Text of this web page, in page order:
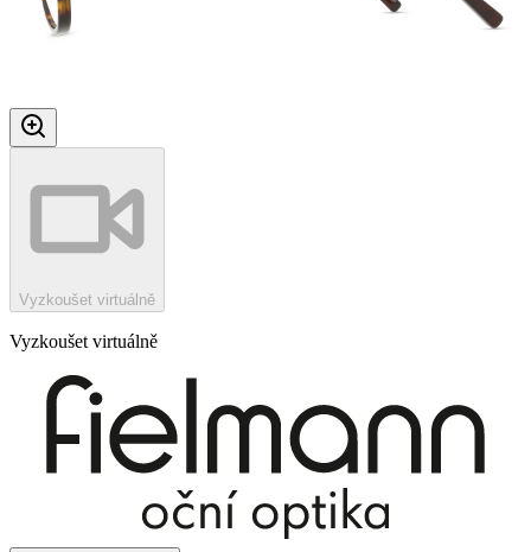
Vyzkoušet virtuálně
Vyzkoušet virtuálně